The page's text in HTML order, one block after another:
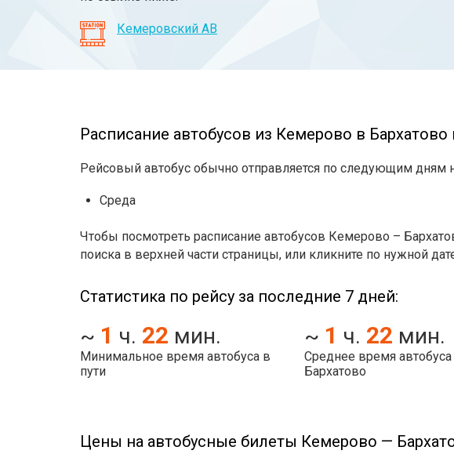
Кемеровский АВ
Расписание автобусов из Кемерово в Бархатово
Рейсовый автобус обычно отправляется по следующим дням
Среда
Чтобы посмотреть расписание автобусов Кемерово –
поиска в верхней части страницы, или кликните по нужной
Статистика по рейсу за последние 7 дней:
~ 1 ч. 22 мин.
Минимальное время автобуса в
пути
~ 1 ч. 22 мин.
Среднее время автобуса
Бархатово
Цены на автобусные билеты Кемерово —